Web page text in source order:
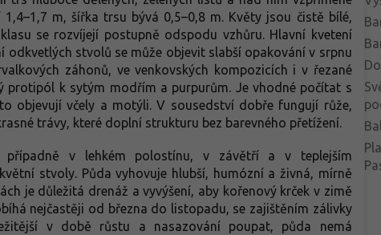
m, šířka trsu bývá 0,5–0,8 m. Květy jsou čistě bílé,
se rozvíjejí postupně odspodu vzhůru. Hlavní kvetení
odkvetlých stvolů se může objevit slabší opakování v srpnu
záhonů, ve venkovských kompozicích i v řezané
protipól k sytým modřím a purpurům. Je vhodné počítat s
objevují včely a motýli. V sousedství dobře fungují růže,
trávy, které doplní strukturu bez barevného přetížení.
případně v lehkém polostínu, v závětří a v teplejším
stvoly. Půda vyhovuje hlubší, humózní a živná, mírně
je důležitá drenáž a vyvýšení, aby kořenový krček v zimě
nejčastěji od března do listopadu, se zajištěním zálivky
v době růstu a nasazování poupat, půda nemá